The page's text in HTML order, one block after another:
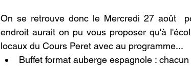
On se retrouve donc le Mercredi 27 août
endroit aurait on pu vous proposer qu'à
locaux du Cours Peret avec au programme...
Buffet format auberge espagnole :